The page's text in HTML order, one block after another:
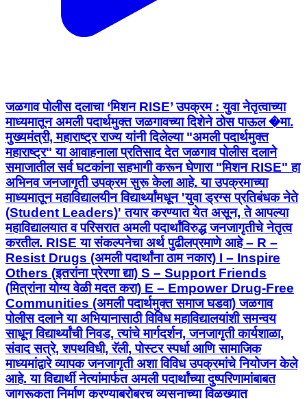
जळगाव पोलीस दलाचा ‘मिशन RISE’ उपक्रम : युवा नेतृत्वाच्या
माध्यमातून अमली पदार्थमुक्त जळगावच्या दिशेने ठोस पाऊल �मा.
मुख्यमंत्री, महाराष्ट्र राज्य यांनी दिलेल्या "अमली पदार्थमुक्त
महाराष्ट्र" या आवाहनाला प्रतिसाद देत जळगाव पोलीस दलाने
समाजातील सर्व घटकांना सहभागी करून घेणारा "मिशन RISE" हा
अभिनव जनजागृती उपक्रम सुरू केला आहे. या उपक्रमाच्या
माध्यमातून महाविद्यालयीन विद्यार्थ्यांमधून 'युवा ड्रग्स प्रतिबंधक नेते
(Student Leaders)' तयार करण्यात येत असून, ते आपल्या
महाविद्यालयात व परिसरात अमली पदार्थांविरुद्ध जनजागृतीचे नेतृत्व
करतील. RISE या संकल्पनेचा अर्थ पुढीलप्रमाणे आहे – R –
Resist Drugs (अमली पदार्थांना ठाम नकार) I – Inspire
Others (इतरांना प्रेरणा द्या) S – Support Friends
(मित्रांना योग्य वेळी मदत करा) E – Empower Drug-Free
Communities (अमली पदार्थमुक्त समाज घडवा) जळगाव
पोलीस दलाने या अभियानासाठी विविध महाविद्यालयांशी समन्वय
साधून विद्यार्थ्यांची निवड, त्यांचे मार्गदर्शन, जनजागृती कार्यशाळा,
संवाद सत्रे, शपथविधी, रॅली, पोस्टर स्पर्धा आणि सामाजिक
माध्यमांद्वारे व्यापक जनजागृती अशा विविध उपक्रमांचे नियोजन केले
आहे. या विद्यार्थी नेत्यांमार्फत अमली पदार्थांच्या दुष्परिणामांबाबत
जागरूकता निर्माण करण्याबरोबरच व्यसनाच्या विळख्यात